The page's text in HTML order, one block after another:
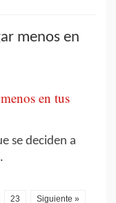
menos en
se deciden a
23 Siguiente »